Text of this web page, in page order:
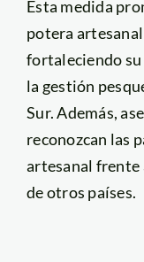
Esta medida
potera
fortaleciendo
la gestión
Sur. Además,
reconozcan las
artesanal frente
de otros países.